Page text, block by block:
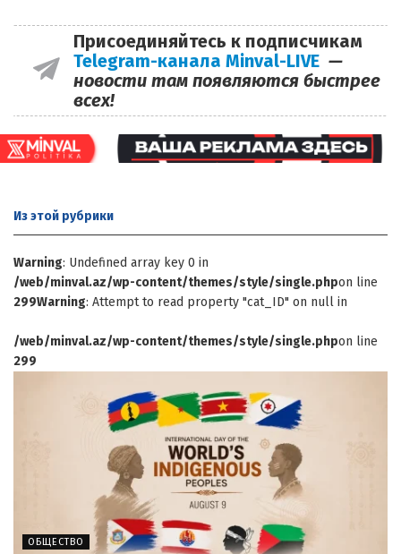
Присоединяйтесь к подписчикам
Telegram-канала Minval-LIVE —
новости там появляются быстрее
всех!
Из этой рубрики
Warning: Undefined array key 0 in
/web/minval.az/wp-content/themes/style/single.phpon line
299Warning: Attempt to read property "cat_ID" on null in
/web/minval.az/wp-content/themes/style/single.phpon line
299
ОБЩЕСТВО